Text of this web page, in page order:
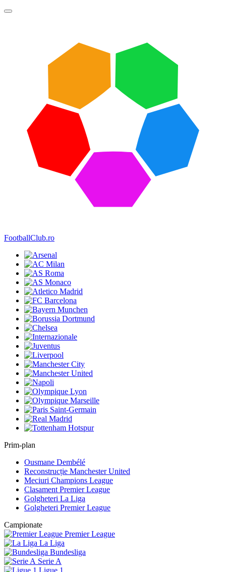
FootballClub.ro
Prim-plan
Ousmane Dembélé
Reconstrucție Manchester United
Meciuri Champions League
Clasament Premier League
Golgheteri La Liga
Golgheteri Premier League
Campionate
Premier League
La Liga
Bundesliga
Serie A
Ligue 1